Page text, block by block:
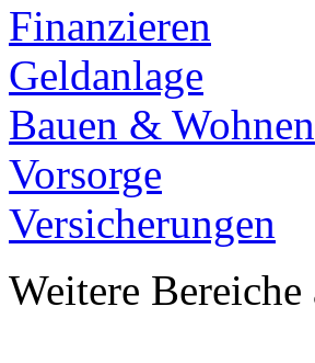
Finanzieren
Geldanlage
Bauen & Wohnen
Vorsorge
Versicherungen
Weitere